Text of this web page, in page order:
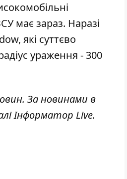
має зараз. Наразі
які суттєво
ураження - 300
За новинами в
Інформатор Live.